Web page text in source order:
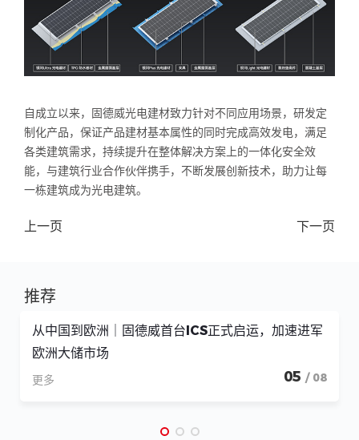
自成立以来，固德威光电建材致力针对不同应用场景，研发定
制化产品，保证产品建材基本属性的同时完成高效发电，满足
各类建筑需求，持续提升在整体解决方案上的一体化安全效
能，与建筑行业合作伙伴携手，不断发展创新技术，助力让每
一栋建筑成为光电建筑。
上一页 下一页
推荐
从中国到欧洲｜固德威首台ICS正式启运，加速进军
欧洲大储市场
更多 05 / 08